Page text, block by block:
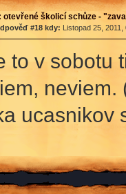
otevřené školicí schůze -
#18 kdy: Listopad 25,
to v sobotu
neviem.
ucasnikov